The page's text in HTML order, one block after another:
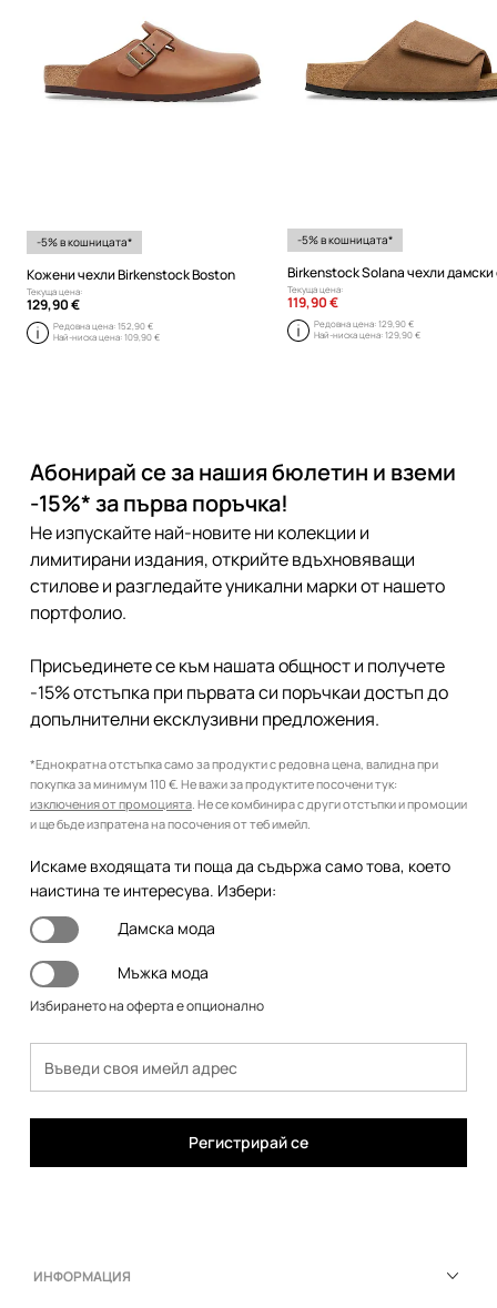
-5% в кошницата*
Кожени чехли Birkenstock Boston
Текуща цена:
129,90 €
Редовна цена:152,90 €
Най-ниска цена:109,90 €
-5% в кошницата*
Текуща цена:
119,90 €
Редовна цена: 129,90 €
Най-ниска цена: 129,90 €
Абонирай се за нашия бюлетин и вземи
-15%* за първа поръчка!
Не изпускайте най-новите ни колекции и
лимитирани издания, открийте вдъхновяващи
стилове и разгледайте уникални марки от нашето
портфолио.
Присъединете се към нашата общност и получете
-15% отстъпка при първата си поръчкаи достъп до
допълнителни ексклузивни предложения.
*Еднократна отстъпка само за продукти с редовна цена, валидна при
покупка за минимум 110 €. Не важи за продуктите посочени тук:
изключения от промоцията. Не се комбинира с други отстъпки и промоции
и ще бъде изпратена на посочения от теб имейл.
Искаме входящата ти поща да съдържа само това, което
наистина те интересува. Избери:
Дамска мода
Мъжка мода
Избирането на оферта е опционално
Регистрирай се
ИНФОРМАЦИЯ